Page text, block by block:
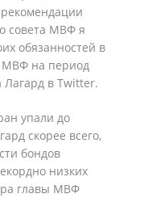
совета МВФ я
обязанностей в
МВФ на период
Лагард в Twitter.
упали до
скорее всего,
бондов
низких
главы МВФ